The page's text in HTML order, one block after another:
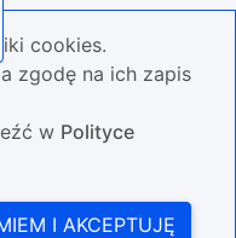
cookies.
zgodę na ich zapis
w Polityce
I AKCEPTUJĘ